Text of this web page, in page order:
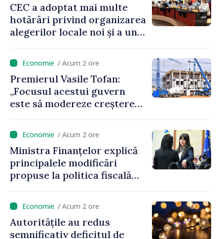
CEC a adoptat mai multe
hotărâri privind organizarea
alegerilor locale noi și a unui
Delacău, raionul Anenii Noi
/ Acum 2 ore
Premierul Vasile Tofan:
„Focusul acestui guvern
este să modereze creșterea
/ Acum 2 ore
Ministra Finanțelor explică
principalele modificări
propuse la politica fiscală
venit
/ Acum 2 ore
Autoritățile au redus
semnificativ deficitul de